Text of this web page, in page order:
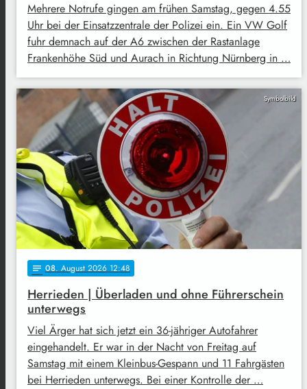
Mehrere Notrufe gingen am frühen Samstag, gegen 4.55
Uhr bei der Einsatzzentrale der Polizei ein. Ein VW Golf
fuhr demnach auf der A6 zwischen der Rastanlage
Frankenhöhe Süd und Aurach in Richtung Nürnberg in …
Symbolbild
notes 08. August 2026 12:48
Herrieden | Überladen und ohne Führerschein
unterwegs
Viel Ärger hat sich jetzt ein 36-jähriger Autofahrer
eingehandelt. Er war in der Nacht von Freitag auf
Samstag mit einem Kleinbus-Gespann und 11 Fahrgästen
bei Herrieden unterwegs. Bei einer Kontrolle der …